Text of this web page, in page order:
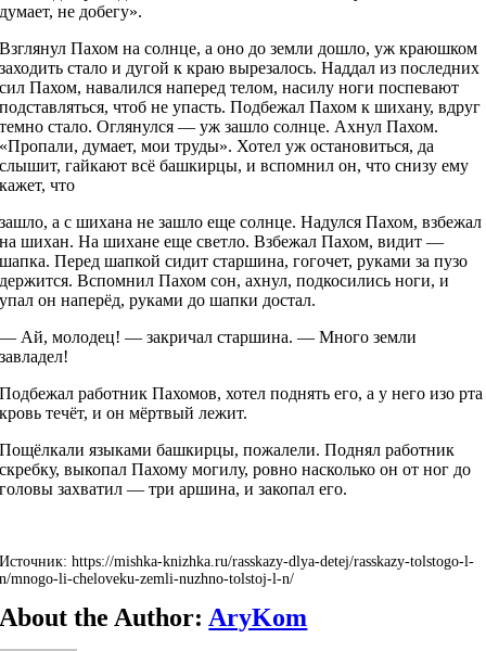
думает, не добегу».
Взглянул Пахом на солнце, а оно до земли дошло, уж краюшком
заходить стало и дугой к краю вырезалось. Наддал из последних
сил Пахом, навалился наперед телом, насилу ноги поспевают
подставляться, чтоб не упасть. Подбежал Пахом к шихану, вдруг
темно стало. Оглянулся — уж зашло солнце. Ахнул Пахом.
«Пропали, думает, мои труды». Хотел уж остановиться, да
слышит, гайкают всё башкирцы, и вспомнил он, что снизу ему
кажет, что
зашло, а с шихана не зашло еще солнце. Надулся Пахом, взбежал
на шихан. На шихане еще светло. Взбежал Пахом, видит —
шапка. Перед шапкой сидит старшина, гогочет, руками за пузо
держится. Вспомнил Пахом сон, ахнул, подкосились ноги, и
упал он наперёд, руками до шапки достал.
— Ай, молодец! — закричал старшина. — Много земли
завладел!
Подбежал работник Пахомов, хотел поднять его, а у него изо рта
кровь течёт, и он мёртвый лежит.
Пощёлкали языками башкирцы, пожалели. Поднял работник
скребку, выкопал Пахому могилу, ровно насколько он от ног до
головы захватил — три аршина, и закопал его.
Источник: https://mishka-knizhka.ru/rasskazy-dlya-detej/rasskazy-tolstogo-l-
n/mnogo-li-cheloveku-zemli-nuzhno-tolstoj-l-n/
About the Author: AryKom